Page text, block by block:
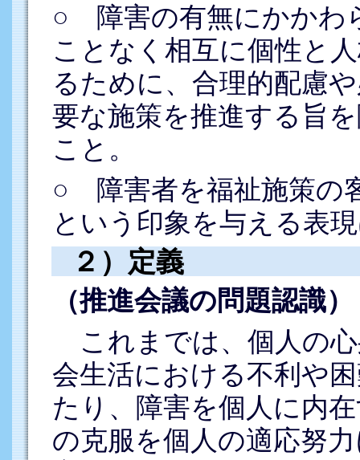
○ 障害の有無にかかわ
ことなく相互に個性と
るために、合理的配慮
要な施策を推進する旨
こと。
○ 障害者を福祉施策の
という印象を与える表
２）定義
（推進会議の問題認識）
これまでは、個人の
会生活における不利や
たり、障害を個人に内
の克服を個人の適応努